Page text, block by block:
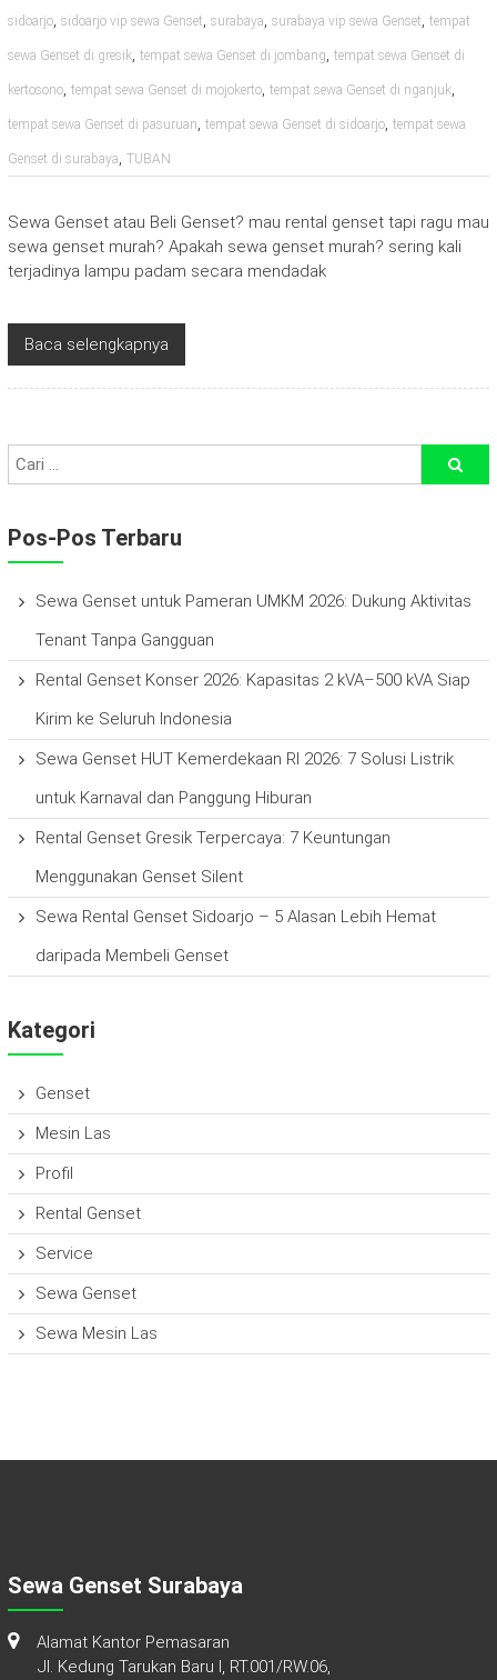
sidoarjo, sidoarjo vip sewa Genset, surabaya, surabaya vip sewa Genset, tempat
sewa Genset di gresik, tempat sewa Genset di jombang, tempat sewa Genset di
kertosono, tempat sewa Genset di mojokerto, tempat sewa Genset di nganjuk,
tempat sewa Genset di pasuruan, tempat sewa Genset di sidoarjo, tempat sewa
Genset di surabaya, TUBAN
Sewa Genset atau Beli Genset? mau rental genset tapi ragu mau
sewa genset murah? Apakah sewa genset murah? sering kali
terjadinya lampu padam secara mendadak
Baca selengkapnya
Pos-Pos Terbaru
Sewa Genset untuk Pameran UMKM 2026: Dukung Aktivitas
Tenant Tanpa Gangguan
Rental Genset Konser 2026: Kapasitas 2 kVA–500 kVA Siap
Kirim ke Seluruh Indonesia
Sewa Genset HUT Kemerdekaan RI 2026: 7 Solusi Listrik
untuk Karnaval dan Panggung Hiburan
Rental Genset Gresik Terpercaya: 7 Keuntungan
Menggunakan Genset Silent
Sewa Rental Genset Sidoarjo – 5 Alasan Lebih Hemat
daripada Membeli Genset
Kategori
Genset
Mesin Las
Profil
Rental Genset
Service
Sewa Genset
Sewa Mesin Las
Sewa Genset Surabaya
Alamat Kantor Pemasaran
Jl. Kedung Tarukan Baru I, RT.001/RW.06,